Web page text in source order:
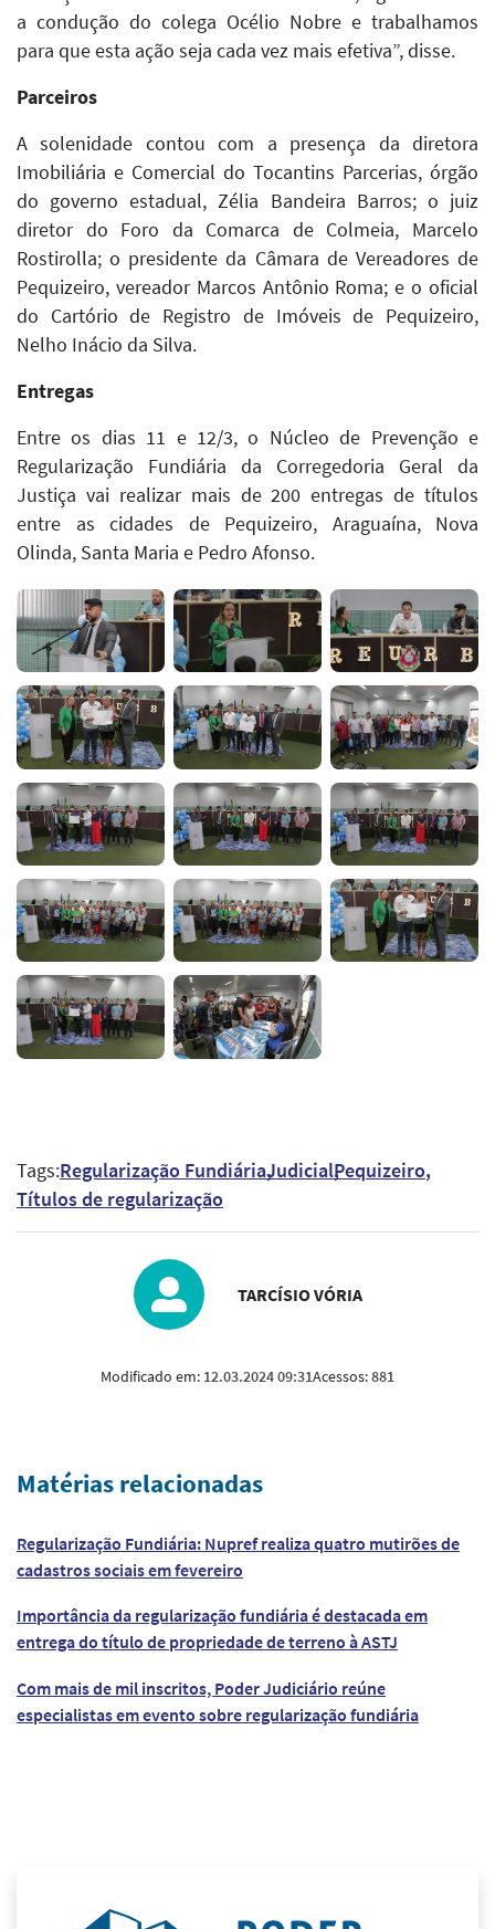
a condução do colega Océlio Nobre e trabalhamos
para que esta ação seja cada vez mais efetiva”, disse.
Parceiros
A solenidade contou com a presença da diretora
Imobiliária e Comercial do Tocantins Parcerias, órgão
do governo estadual, Zélia Bandeira Barros; o juiz
diretor do Foro da Comarca de Colmeia, Marcelo
Rostirolla; o presidente da Câmara de Vereadores de
Pequizeiro, vereador Marcos Antônio Roma; e o oficial
do Cartório de Registro de Imóveis de Pequizeiro,
Nelho Inácio da Silva.
Entregas
Entre os dias 11 e 12/3, o Núcleo de Prevenção e
Regularização Fundiária da Corregedoria Geral da
Justiça vai realizar mais de 200 entregas de títulos
entre as cidades de Pequizeiro, Araguaína, Nova
Olinda, Santa Maria e Pedro Afonso.
Tags:Regularização FundiáriaJudicialPequizeiro
Títulos de regularização
TARCÍSIO VÓRIA
Modificado em: 12.03.2024 09:31Acessos:881
Matérias relacionadas
Regularização Fundiária: Nupref realiza quatro mutirões de
cadastros sociais em fevereiro
Importância da regularização fundiária é destacada em
entrega do título de propriedade de terreno à ASTJ
Com mais de mil inscritos, Poder Judiciário reúne
especialistas em evento sobre regularização fundiária